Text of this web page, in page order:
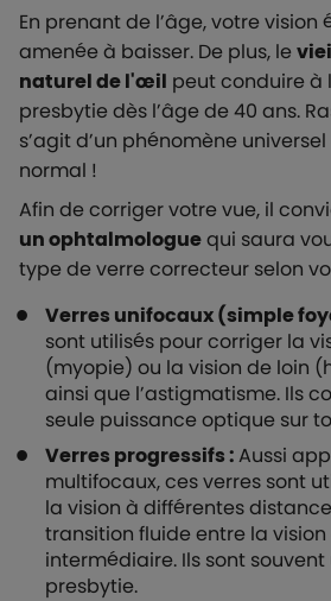
En prenant de l’âge, votre
amenée à baisser. De plus, le
naturel de l'œil peut conduire à
presbytie dès l’âge de 40 ans.
s’agit d’un phénomène
normal !
Afin de corriger votre vue, il
un ophtalmologuequi saura
type de verre correcteur selon
Verres unifocaux (simple
sont utilisés pour corriger la
(myopie) ou la vision de loin
ainsi que l’astigmatisme. Ils
seule puissance optique sur
Verres progressifs :Aussi
multifocaux, ces verres sont
la vision à différentes
transition fluide entre la
intermédiaire. Ils sont
presbytie.